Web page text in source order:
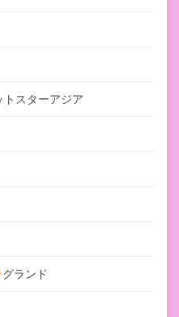
トスターアジア
グランド